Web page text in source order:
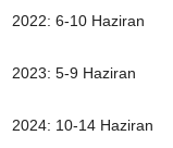
2022: 6-10 Haziran
2023: 5-9 Haziran
2024: 10-14 Haziran